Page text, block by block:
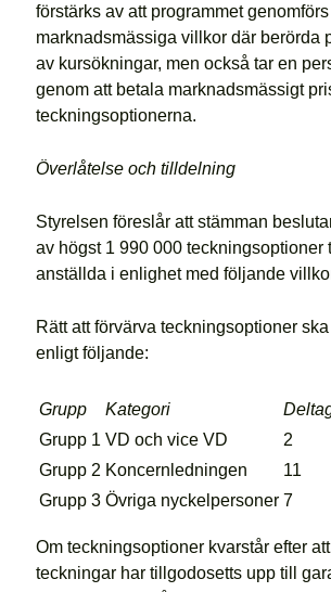
förstärks av att programmet
marknadsmässiga villkor där berörda
av kursökningar, men också tar en
genom att betala marknadsmässigt
teckningsoptionerna.
Överlåtelse och tilldelning
Styrelsen föreslår att stämman
av högst 1 990 000 teckningsoptioner
anställda i enlighet med följande
Rätt att förvärva teckningsoptioner
enligt följande:
Grupp Kategori
Grupp 1 VD och vice VD 2
Grupp 2 Koncernledningen 11
Grupp 3 Övriga nyckelpersoner 7
Om teckningsoptioner kvarstår efter
teckningar har tillgodosetts upp till